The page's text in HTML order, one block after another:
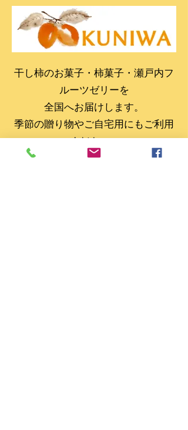
柿のお菓子｜公式オンラインストア
干し柿のお菓子・柿菓子・瀬戸内フ
ルーツゼリーを
全国へお届けします。
季節の贈り物やご自宅用にもご利用
ください。